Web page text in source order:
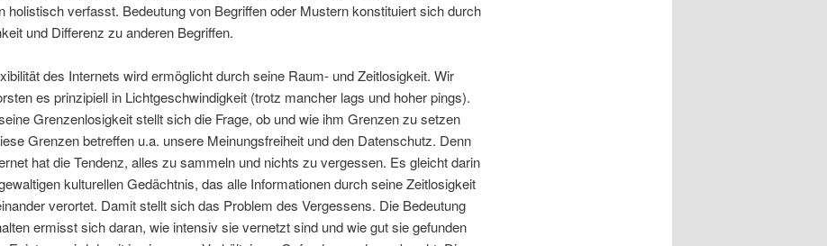
holistisch verfasst. Bedeutung von Begriffen oder Mustern konstituiert sich durch
und Differenz zu anderen Begriffen.
des Internets wird ermöglicht durch seine Raum- und Zeitlosigkeit. Wir
es prinzipiell in Lichtgeschwindigkeit (trotz mancher lags und hoher pings).
Grenzenlosigkeit stellt sich die Frage, ob und wie ihm Grenzen zu setzen
Grenzen betreffen u.a. unsere Meinungsfreiheit und den Datenschutz. Denn
hat die Tendenz, alles zu sammeln und nichts zu vergessen. Es gleicht darin
kulturellen Gedächtnis, das alle Informationen durch seine Zeitlosigkeit
verortet. Damit stellt sich das Problem des Vergessens. Die Bedeutung
ermisst sich daran, wie intensiv sie vernetzt sind und wie gut sie gefunden